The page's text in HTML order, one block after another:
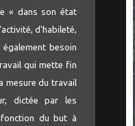
« dans son état
d'habileté,
besoin
qui mette fin
mesure du travail
dictée par les
du but à